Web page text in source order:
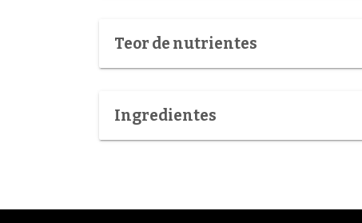
Teor de nutrientes
Ingredientes